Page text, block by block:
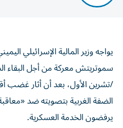
يواجه وزير المالية الإسرائيلي
سموتريتش معركة من أجل البقاء
/تشرين الأول، بعد أن أثار غضب
الضفة الغربية بتصويته ضد
يرفضون الخدمة العسكرية.